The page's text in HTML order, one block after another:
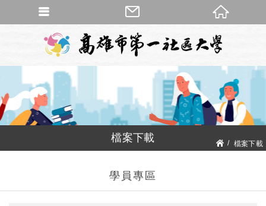
檔案下載
檔案下載
學員專區